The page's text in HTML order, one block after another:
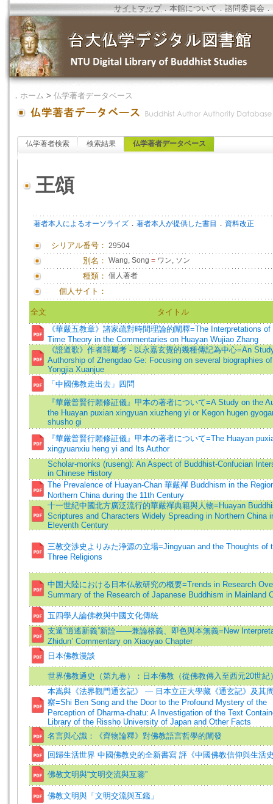
サイトマップ．本館について ．諮問委員会 ．
． ホーム > 仏学著者データベース
仏学著者検索 検索結果 仏学著者データベース
王頌
著者本人によるオーソライズ ． 著者本人が提供した書目 ． 資料改正
シリアル番号： 29504
別名： Wang, Song = ワン, ソン
種類： 個人著者
個人サイト：
全文
タイトル
《華嚴五教章》諸家疏對時間理論的闡釋=The Interpretations of
Time Theory in the Commentaries on Huayan Wujiao Zhang
《證道歌》作者歸屬考 - 以永嘉玄覺的幾種傳記為中心=An
Authorship of Zhengdao Ge: Focusing on several biographies of
Yongjia Xuanjue
「中國佛教走出去」四問
『華厳普賢行願修証儀』甲本の著者について=A Study on the
the Huayan puxian xingyuan xiuzheng yi or Kegon hugen
shusho gi
『華厳普賢行願修証儀』甲本の著者について=The Huayan
xingyuanxiu heng yi and Its Author
Scholar-monks (ruseng): An Aspect of Buddhist-Confucian
in Chinese History
The Prevalence of Huayan-Chan 華嚴禪 Buddhism in the
Northern China during the 11th Century
十一世紀中國北方廣泛流行的華嚴禪典籍與人物=Huayan
Scriptures and Characters Widely Spreading in Northern China
Eleventh Century
三教交渉史よりみた浄源の立場=Jingyuan and the Thoughts of
Three Religions
中国大陸における日本仏教研究の概要=Trends in Research
Summary of the Research of Japanese Buddhism in Mainland
五四學人論佛教與中國文化傳統
支遁“逍遙新義”新詮——兼論格義、即色與本無義=New
Zhidun’ Commentary on Xiaoyao Chapter
日本佛教漫談
世界佛教通史（第九卷）：日本佛教（從佛教傳入至西元20世紀
本嵩與《法界觀門通玄記》 — 日本立正大學藏《通玄記》及其
察=Shi Ben Song and the Door to the Profound Mystery of the
Perception of Dharma-dhatu: A Investigation of the Text
Library of the Rissho University of Japan and Other Facts
名言與心識：《齊物論釋》對佛教語言哲學的闡發
回歸生活世界 中國佛教史的全新書寫 評《中國佛教信仰與生活
佛教文明與“文明交流與互鑒”
佛教文明與「文明交流與互鑑」